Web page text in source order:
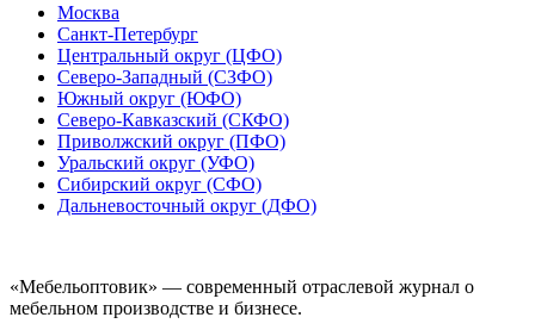
Москва
Санкт-Петербург
Центральный округ (ЦФО)
Северо-Западный (СЗФО)
Южный округ (ЮФО)
Северо-Кавказский (СКФО)
Приволжский округ (ПФО)
Уральский округ (УФО)
Сибирский округ (СФО)
Дальневосточный округ (ДФО)
«Мебельоптовик» — современный отраслевой журнал о
мебельном производстве и бизнесе.